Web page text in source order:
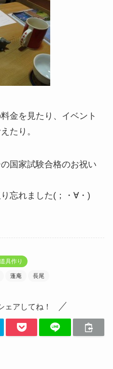
金を見たり、イベント
たり。
国家試験合格のお祝い
忘れました(；・∀・)
道具作り
蓬庵 長尾
ェアしてね！